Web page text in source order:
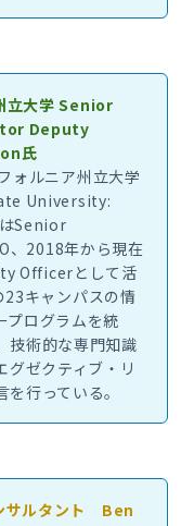
立大学 Senior
Deputy
氏
ォルニア州立大学
University:
Senior
2018年から現在
Officerとして活
キャンパスの情
プログラムを統
技術的な専門知識
グゼクティブ・リ
行っている。
サルタント Ben